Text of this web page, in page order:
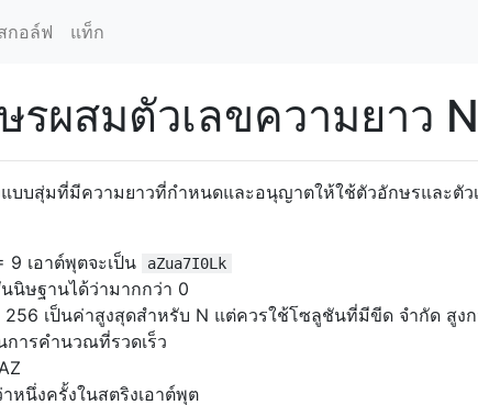
กอล์ฟ แท็ก
รผสมตัวเลขความยาว N
บบสุ่มที่มีความยาวที่กำหนดและอนุญาตให้ใช้ตัวอักษรและตัว
9 เอาต์พุตจะเป็น
aZua7I0Lk
นิษฐานได้ว่ามากกว่า 0
เป็นค่าสูงสุดสำหรับ N แต่ควรใช้โซลูชันที่มีขีด จำกัด สูงก
การคำนวณที่รวดเร็ว
หนึ่งครั้งในสตริงเอาต์พุต